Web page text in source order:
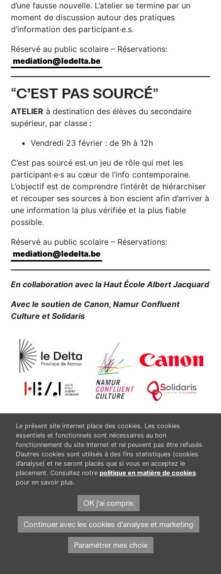
d’une fausse nouvelle. L’atelier se termine par un
moment de discussion autour des pratiques
d’information des participant·e.s.
Réservé au public scolaire – Réservations:
mediation@ledelta.be
“C’EST PAS SOURCÉ”
ATELIER à destination des élèves du secondaire
supérieur, par classe :
Vendredi 23 février : de 9h à 12h
C’est pas sourcé est un jeu de rôle qui met les
participant·e·s au cœur de l’info contemporaine.
L’objectif est de comprendre l’intérêt de hiérarchiser
et recouper ses sources à bon escient afin d’arriver à
une information la plus vérifiée et la plus fiable
possible.
Réservé au public scolaire – Réservations:
mediation@ledelta.be
En collaboration avec la Haut École Albert Jacquard
Avec le soutien de Canon, Namur Confluent
Culture et Solidaris
www.lespasseursdureel.be
PARTAGER
Salle
Horizon, Le Delta, Tambour
Le présent site internet place des cookies. Les cookies
essentiels et fonctionnels sont nécessaires au bon
fonctionnement du site Internet et ne peuvent pas être refusés.
D’autres cookies sont utilisés à des fins statistiques (cookies
d’analyse) et ne seront placés que si vous en acceptez le
placement. Consultez notre politique en matière de cookies
pour en savoir plus.
OK j'ai compris
Continuer avec les cookies d'analyse et marketing
Paramétrer mes choix